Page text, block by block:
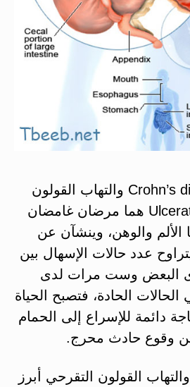
مرض كرون Crohn’s disease والتهاب القولون
التقرحي Ulcerative colitis هما مرضان غامضان
الألم والوهن، وينشآن عن
عدد حالات الإسهال بين
البعض وست مرات لدى
الحالات الحادة، فتصبح الحياة
دائمة للإسراع إلى الحمام
وقوع حادث محرج.
القولون التقرحي أبرز